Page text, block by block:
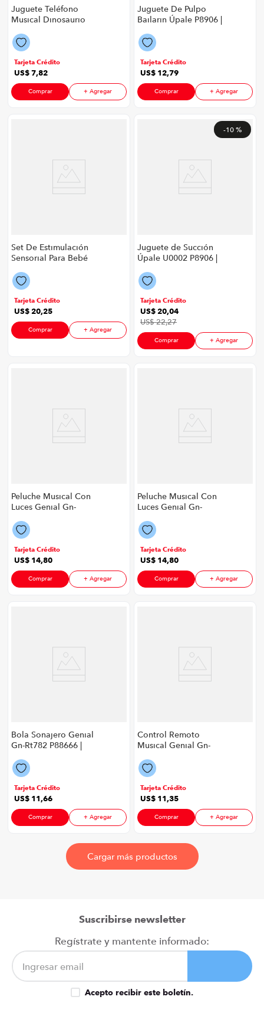
Juguete Teléfono
Musical Dinosaurio
Verde
Tarjeta Crédito
US$7,82
Comprar + Agregar
Juguete De Pulpo
Bailarin Úpale P8906 |
Tarjeta Crédito
US$ 12,79
Comprar + Agregar
Set De Estimulación
Sensorial Para Bebé
Multicolor
Tarjeta Crédito
US$20,25
Comprar + Agregar
-10 %
Juguete de Succión
Úpale U0002 P8906 |
Multicolor
Tarjeta Crédito
US$20,04
US$22,27
Comprar + Agregar
Peluche Musical Con
Luces Genial Gn-
Diseño León
Tarjeta Crédito
US$ 14,80
Comprar + Agregar
Peluche Musical Con
Luces Genial Gn-
Diseño Zorro
Tarjeta Crédito
US$ 14,80
Comprar + Agregar
Bola Sonajero Genial
Gn-Rt782 P88666 |
Tarjeta Crédito
US$ 11,66
Comprar + Agregar
Control Remoto
Musical Genial Gn-
Gris
Tarjeta Crédito
US$ 11,35
Comprar + Agregar
Suscribirse newsletter
Regístrate y mantente informado:
Acepto recibir este boletín.